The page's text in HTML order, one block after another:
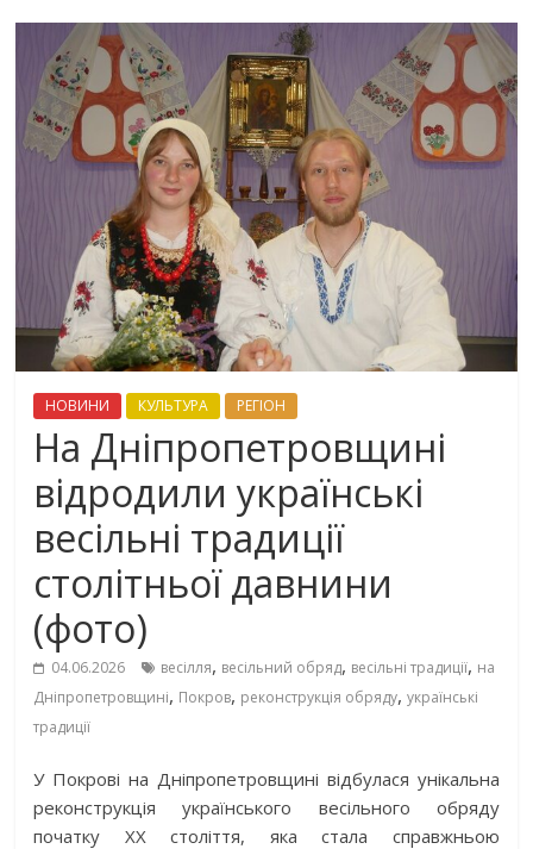
НОВИНИ КУЛЬТУРА РЕГІОН
На Дніпропетровщині
відродили українські
весільні традиції
столітньої давнини
(фото)
04.06.2026 весілля, весільний обряд, весільні традиції, на
Дніпропетровщині, Покров, реконструкція обряду,українські
традиції
У Покрові на Дніпропетровщині відбулася унікальна
реконструкція українського весільного обряду
початку ХХ століття, яка стала справжньою